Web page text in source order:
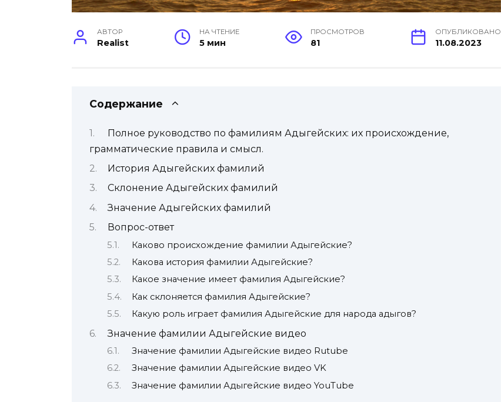
АВТОР
Realist
НА ЧТЕНИЕ
5 мин
ПРОСМОТРОВ
81
ОПУБЛИКОВАНО
11.08.2023
Содержание
Полное руководство по фамилиям Адыгейских: их происхождение,
грамматические правила и смысл.
История Адыгейских фамилий
Склонение Адыгейских фамилий
Значение Адыгейских фамилий
Вопрос-ответ
Каково происхождение фамилии Адыгейские?
Какова история фамилии Адыгейские?
Какое значение имеет фамилия Адыгейские?
Как склоняется фамилия Адыгейские?
Какую роль играет фамилия Адыгейские для народа адыгов?
Значение фамилии Адыгейские видео
Значение фамилии Адыгейские видео Rutube
Значение фамилии Адыгейские видео VK
Значение фамилии Адыгейские видео YouTube